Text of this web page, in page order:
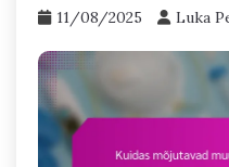
11/08/2025 Luka